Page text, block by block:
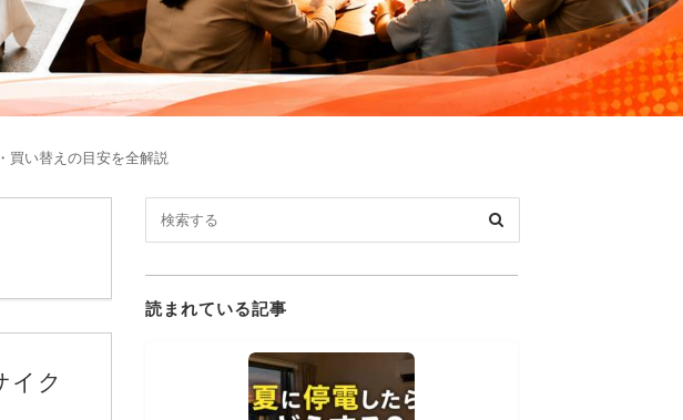
買い替えの目安を全解説
イク
読まれている記事